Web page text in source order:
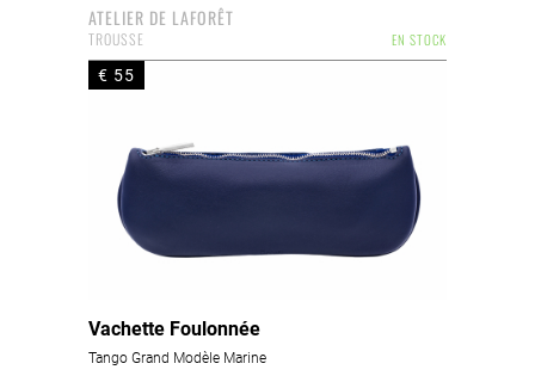
ATELIER DE LAFORÊT
EN STOCK
TROUSSE
€ 55
Vachette Foulonnée
Tango Grand Modèle Marine